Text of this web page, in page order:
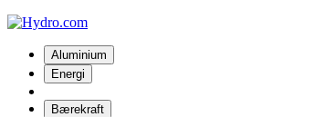
Aluminium
Energi
Bærekraft